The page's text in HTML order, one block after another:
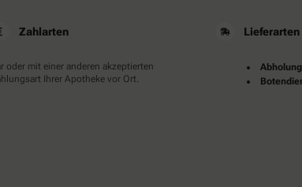
Zahlarten
oder mit einer anderen akzeptierten
Ihrer Apotheke vor Ort.
Lieferarten